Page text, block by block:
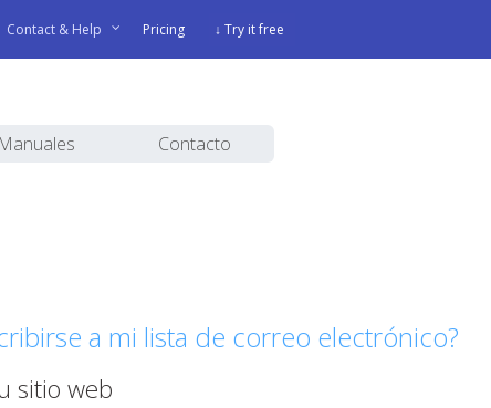
Contact & Help Pricing ↓ Try it free
Manuales Contacto
a mi lista de correo electrónico?
sitio web